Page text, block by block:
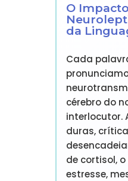
O
da
Cada
cérebro do
interlocutor.
duras,
de cortisol,
estresse,